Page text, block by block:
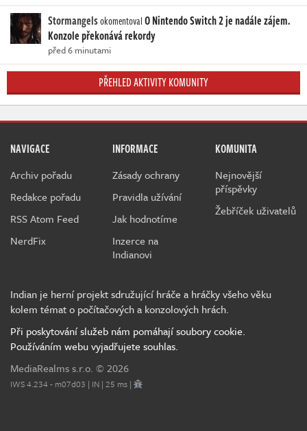
StormangelsokomentovalO Nintendo Switch 2 je nadále zájem.
Konzole překonává rekordy
před 6 minutami
PŘEHLED AKTIVITY KOMUNITY
NAVIGACE
Archiv pořadu
Redakce pořadu
RSS Atom Feed
NerdFix
INFORMACE
Zásady ochrany
Pravidla užívání
Jak hodnotíme
Inzerce na
Indianovi
KOMUNITA
Nejnovější
příspěvky
Žebříček uživatelů
Indian je herní projekt sdružující hráče a hráčky všeho věku
kolem témat o počítačových a konzolových hrách.
Při poskytování služeb nám pomáhají soubory cookie.
Používáním webu vyjadřujete souhlas.
MediaRealms s.r.o. © 2026
IWS 4.234 - m07d03 | IN | 25 ms |